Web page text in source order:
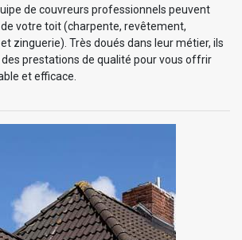
de couvreurs professionnels peuvent
votre toit (charpente, revêtement,
zinguerie). Très doués dans leur métier, ils
prestations de qualité pour vous offrir
et efficace.